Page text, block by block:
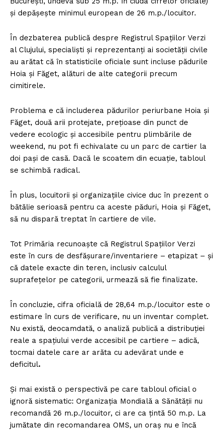
și depășește minimul european de 26 m.p./locuitor.
În dezbaterea publică despre Registrul Spațiilor Verzi
al Clujului, specialiști și reprezentanți ai societății civile
au arătat că în statisticile oficiale sunt incluse pădurile
Hoia și Făget, alături de alte categorii precum
cimitirele.
Problema e că includerea pădurilor periurbane Hoia și
Făget, două arii protejate, prețioase din punct de
vedere ecologic și accesibile pentru plimbările de
weekend, nu pot fi echivalate cu un parc de cartier la
doi pași de casă. Dacă le scoatem din ecuație, tabloul
se schimbă radical.
În plus, locuitorii și organizațiile civice duc în prezent o
bătălie serioasă pentru ca aceste păduri, Hoia și Făget,
să nu dispară treptat în cartiere de vile.
Tot Primăria recunoaște că Registrul Spațiilor Verzi
este în curs de desfășurare/inventariere – etapizat – și
că datele exacte din teren, inclusiv calculul
suprafețelor pe categorii, urmează să fie finalizate.
În concluzie, cifra oficială de 28,64 m.p./locuitor este o
estimare în curs de verificare, nu un inventar complet.
Nu există, deocamdată, o analiză publică a distribuției
reale a spațiului verde accesibil pe cartiere – adică,
tocmai datele care ar arăta cu adevărat unde e
deficitul.
Și mai există o perspectivă pe care tabloul oficial o
ignoră sistematic: Organizația Mondială a Sănătății nu
recomandă 26 m.p./locuitor, ci are ca țintă 50 m.p. La
jumătate din recomandarea OMS, un oraș nu e încă